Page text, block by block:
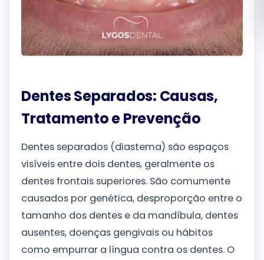
Dentes Separados: Causas,
Tratamento e Prevenção
Dentes separados (diastema) são espaços
visíveis entre dois dentes, geralmente os
dentes frontais superiores. São comumente
causados por genética, desproporção entre o
tamanho dos dentes e da mandíbula, dentes
ausentes, doenças gengivais ou hábitos
como empurrar a língua contra os dentes. O